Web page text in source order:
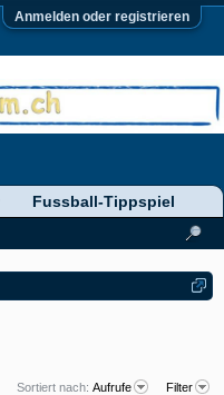
Anmelden oder registrieren
Sortiert nach: Aufrufe Filter
Fussball-Tippspiel